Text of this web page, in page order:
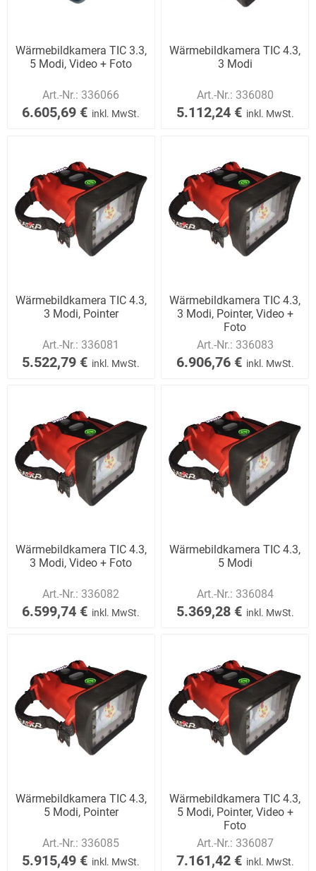
Wärmebildkamera TIC 3.3,
5 Modi, Video + Foto
Art.-Nr.: 336066
6.605,69 € inkl. MwSt.
Wärmebildkamera TIC 4.3,
3 Modi
Art.-Nr.: 336080
5.112,24 € inkl. MwSt.
Wärmebildkamera TIC 4.3,
3 Modi, Pointer
Art.-Nr.: 336081
5.522,79 € inkl. MwSt.
Wärmebildkamera TIC 4.3,
3 Modi, Pointer, Video +
Foto
Art.-Nr.: 336083
6.906,76 € inkl. MwSt.
Wärmebildkamera TIC 4.3,
3 Modi, Video + Foto
Art.-Nr.: 336082
6.599,74 € inkl. MwSt.
Wärmebildkamera TIC 4.3,
5 Modi
Art.-Nr.: 336084
5.369,28 € inkl. MwSt.
Wärmebildkamera TIC 4.3,
5 Modi, Pointer
Art.-Nr.: 336085
5.915,49 € inkl. MwSt.
Wärmebildkamera TIC 4.3,
5 Modi, Pointer, Video +
Foto
Art.-Nr.: 336087
7.161,42 € inkl. MwSt.